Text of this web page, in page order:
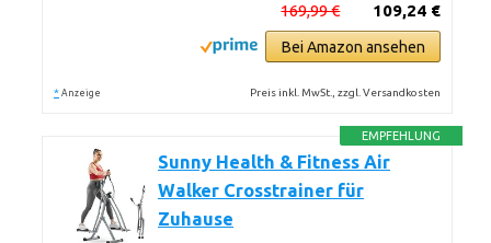
109,24 €
169,99 €
Bei Amazon ansehen
* Anzeige Preis inkl. MwSt., zzgl. Versandkosten
EMPFEHLUNG
Sunny Health & Fitness Air
Walker Crosstrainer für
Zuhause